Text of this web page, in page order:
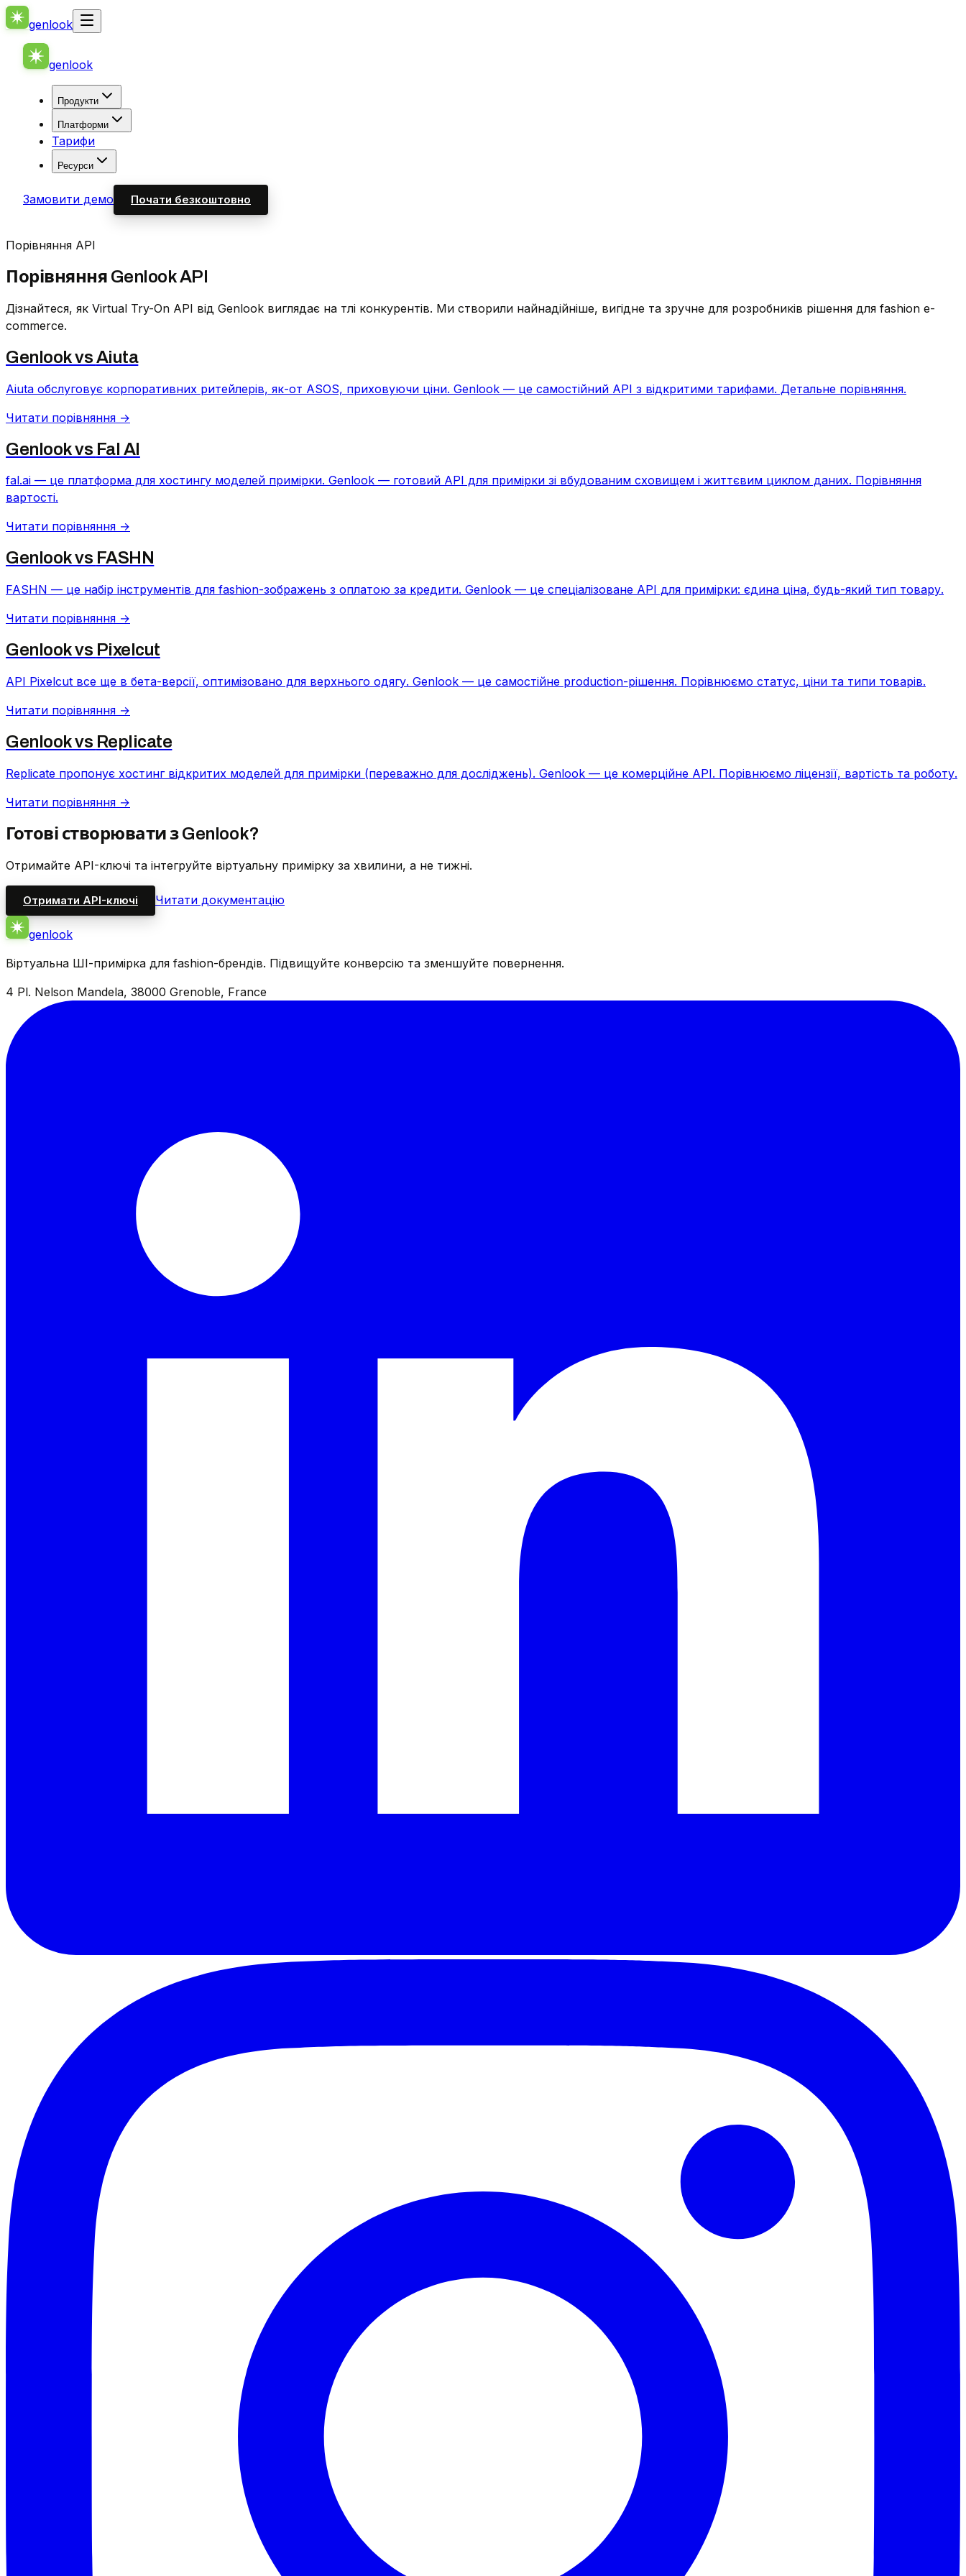
genlook
genlook
Продукти
Платформи
Тарифи
Ресурси
Замовити демо Почати безкоштовно
Порівняння API
Порівняння Genlook API
Дізнайтеся, як Virtual Try-On API від Genlook виглядає на тлі конкурентів. Ми створили найнадійніше, вигідне та зручне для розробників рішення для fashion e-
commerce.
Genlook vsAiuta
Aiuta обслуговує корпоративних ритейлерів, як-от ASOS, приховуючи ціни. Genlook — це самостійний API з відкритими тарифами. Детальне порівняння.
Читати порівняння →
Genlook vs Fal AI
fal.ai — це платформа для хостингу моделей примірки. Genlook — готовий API для примірки зі вбудованим сховищем і життєвим циклом даних. Порівняння
вартості.
Читати порівняння →
Genlook vs FASHN
FASHN — це набір інструментів для fashion-зображень з оплатою за кредити. Genlook — це спеціалізоване API для примірки: єдина ціна, будь-який тип товару.
Читати порівняння →
Genlook vs Pixelcut
API Pixelcut все ще в бета-версії, оптимізовано для верхнього одягу. Genlook — це самостійне production-рішення. Порівнюємо статус, ціни та типи товарів.
Читати порівняння →
Genlook vs Replicate
Replicate пропонує хостинг відкритих моделей для примірки (переважно для досліджень). Genlook — це комерційне API. Порівнюємо ліцензії, вартість та роботу.
Читати порівняння →
Готові створювати з Genlook?
Отримайте API-ключі та інтегруйте віртуальну примірку за хвилини, а не тижні.
Отримати API-ключі Читати документацію
genlook
Віртуальна ШІ-примірка для fashion-брендів. Підвищуйте конверсію та зменшуйте повернення.
4 Pl. Nelson Mandela, 38000 Grenoble, France